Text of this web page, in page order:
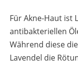
Für Akne-Haut ist
antibakteriellen
Während diese
Lavendel die